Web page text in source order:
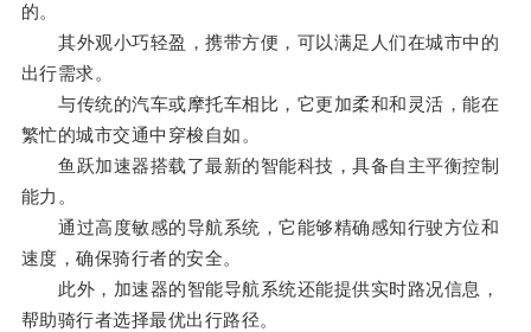
的。
其外观小巧轻盈，携带方便，可以满足人们在城市中的
出行需求。
与传统的汽车或摩托车相比，它更加柔和和灵活，能在
繁忙的城市交通中穿梭自如。
鱼跃加速器搭载了最新的智能科技，具备自主平衡控制
能力。
通过高度敏感的导航系统，它能够精确感知行驶方位和
速度，确保骑行者的安全。
此外，加速器的智能导航系统还能提供实时路况信息，
帮助骑行者选择最优出行路径。